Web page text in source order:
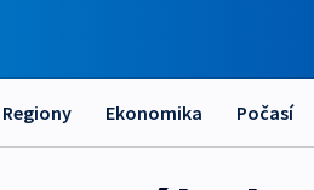
Regiony Ekonomika Počasí